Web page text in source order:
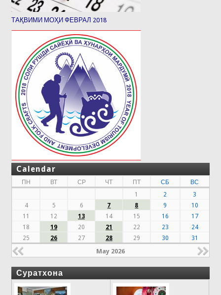
ТАҚВИМИ МОҲИ ФЕВРАЛ 2018
Calendar
ПН ВТ СР ЧТ ПТ СБ
ВС
1
2
3
4
5 6 7 8 9
10
11
12 13 14 15 16
17
18
19 20 21 22 23
24
25
26 27 28 29 30 31
May 2026
Суратхона